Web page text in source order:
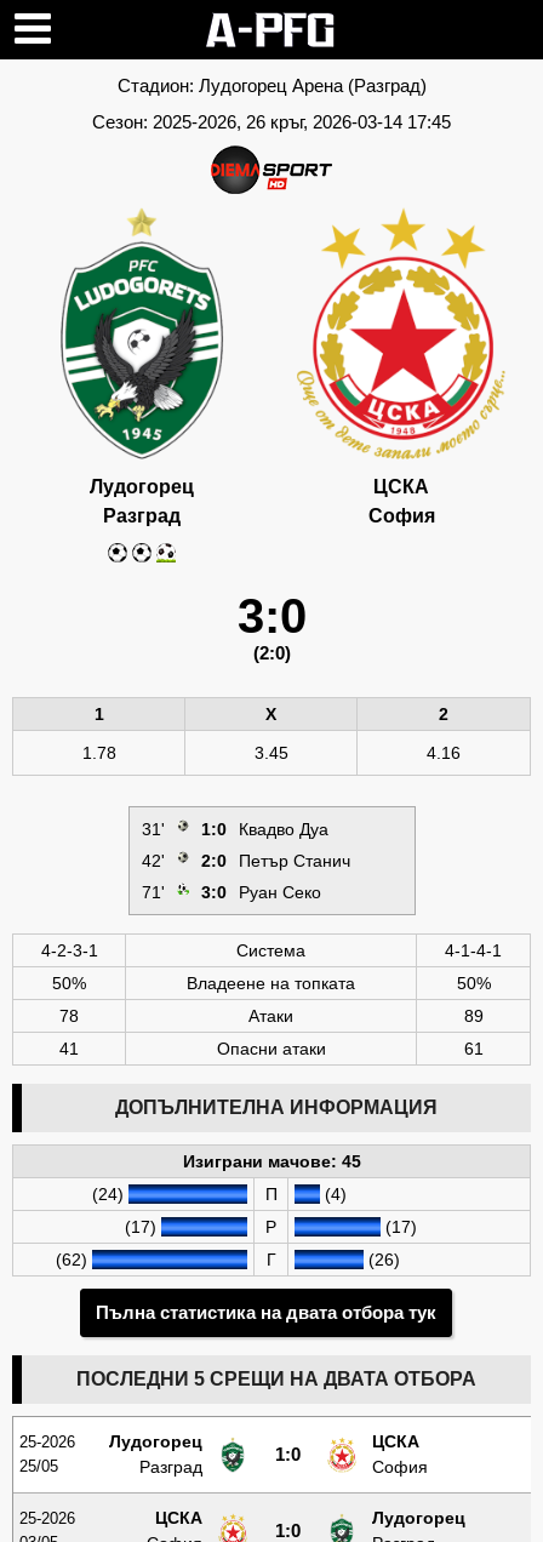
Стадион: Лудогорец Арена (Разград)
Сезон: 2025-2026, 26 кръг, 2026-03-14 17:45
Лудогорец
Разград
ЦСКА
София
3:0
(2:0)
1 X
2
1.78
3.45 4.16
31' 1:0
Квадво Дуа
42'
2:0
Петър Станич
71'
3:0 Руан Секо
4-2-3-1 Система
4-1-4-1
50%
Владеене на топката
50%
78
Атаки
89
41
Опасни атаки 61
ДОПЪЛНИТЕЛНА ИНФОРМАЦИЯ
Изиграни мачове: 45
(24)
П
(4)
(17)
Р
(17)
(62)
Г (26)
Пълна статистика на двата отбора тук
ПОСЛЕДНИ 5 СРЕЩИ НА ДВАТА ОТБОРА
25-2026
25/05
Лудогорец
Разград
1:0
ЦСКА
София
25-2026
ЦСКА
1:0
Лудогорец